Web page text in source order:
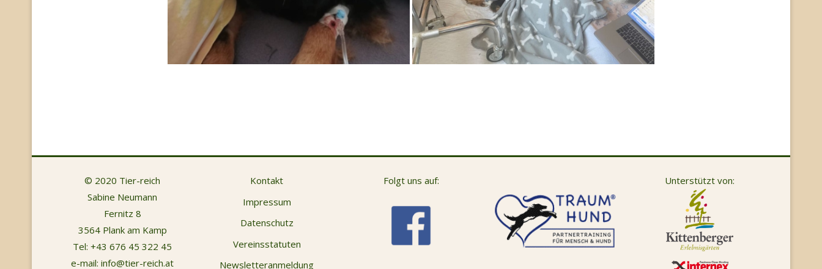
© 2020 Tier-reich
Sabine Neumann
Fernitz 8
3564 Plank am Kamp
Tel: +43 676 45 322 45
e-mail: info@tier-reich.at
Kontakt
Impressum
Datenschutz
Vereinsstatuten
Newsletteranmeldung
Folgt uns auf: Unterstützt von: